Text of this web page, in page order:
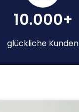
10.000+
glückliche Kunden